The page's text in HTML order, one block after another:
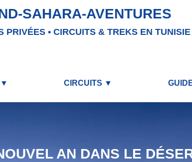
SAHARA-AVENTURES
PRIVÉES • CIRCUITS & TREKS EN TUNISIE
CIRCUITS ▼
AN DANS LE